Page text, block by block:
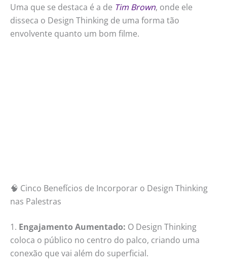
Uma que se destaca é a de Tim Brown, onde ele
disseca o Design Thinking de uma forma tão
envolvente quanto um bom filme.
🧠 Cinco Benefícios de Incorporar o Design Thinking
nas Palestras
1. Engajamento Aumentado: O Design Thinking
coloca o público no centro do palco, criando uma
conexão que vai além do superficial.